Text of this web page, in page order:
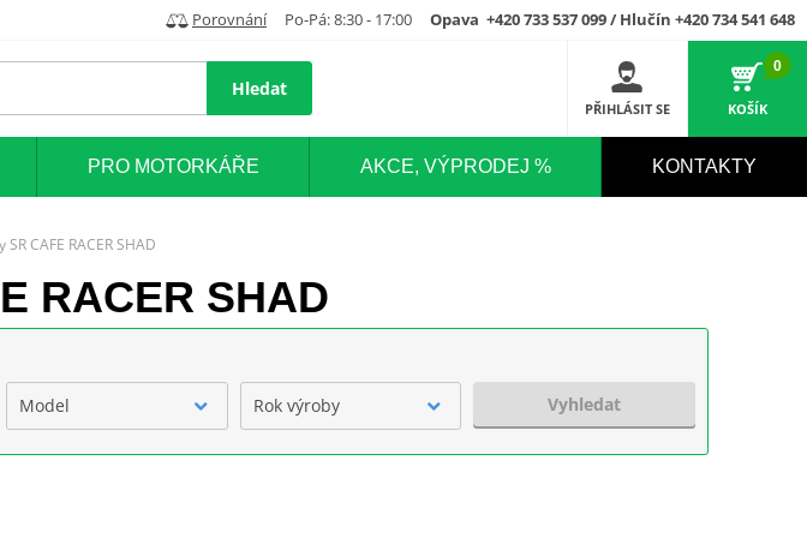
Porovnání Po-Pá: 8:30 - 17:00 Opava +420 733 537 099 / Hlučín +420 734 541 648
Hledat
PŘIHLÁSIT SE
0
KOŠÍK
PRO MOTORKÁŘE AKCE, VÝPRODEJ % KONTAKTY
CAFE RACER SHAD
RACER SHAD
Model Rok výroby Vyhledat